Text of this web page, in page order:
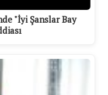
"İyi Şanslar Bay